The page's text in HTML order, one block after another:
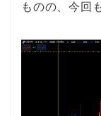
ものの、今回